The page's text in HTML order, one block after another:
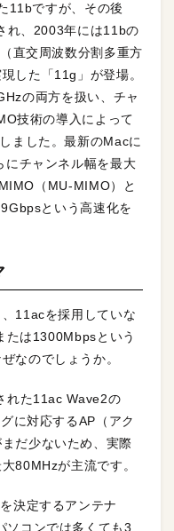
11bですが、その後
れ、2003年には11bの
直交周波数分割多重方
した「11g」が登場。
の両方を扱い、チャ
技術の導入によって
ました。最新のMacに
にチャンネル幅を最大
（MU-MIMO）と
という高速化を
11acを採用していな
たは1300Mbpsという
なのでしょうか。
れた11ac Wave2の
に対応するAP（アク
だ少ないため、実際
80MHzが主流です。
決定するアンテナ
ソコンでは多くても3